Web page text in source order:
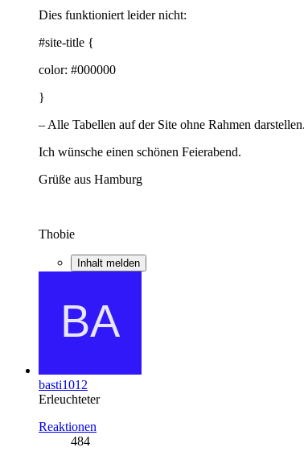
Dies funktioniert leider nicht:
#site-title {
color: #000000
}
– Alle Tabellen auf der Site ohne Rahmen
Ich wünsche einen schönen Feierabend.
Grüße aus Hamburg
Thobie
Inhalt melden
basti1012
Erleuchteter
Reaktionen
484